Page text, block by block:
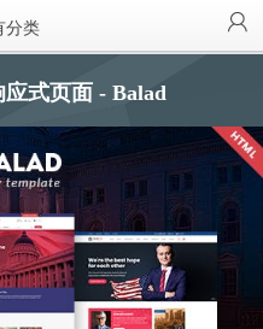
分类
式页面 - Balad